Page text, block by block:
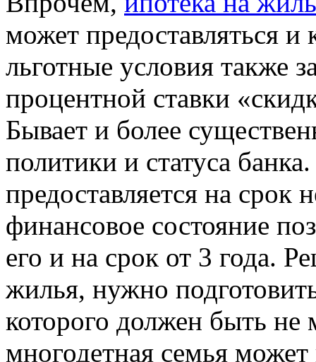
может предоставляться
льготные условия также
процентной ставки
Бывает и более
политики и статуса
предоставляется на срок
финансовое состояние
его и на срок от 3 года.
жилья, нужно
которого должен быть
многодетная семья может